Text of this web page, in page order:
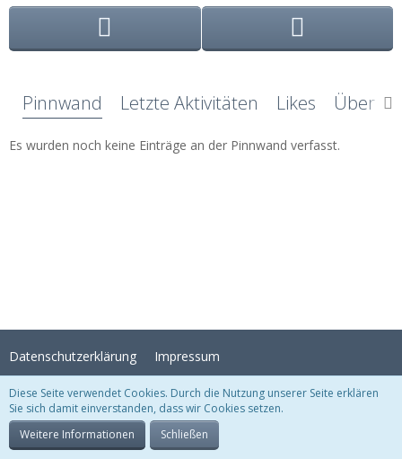
Pinnwand Letzte Aktivitäten Likes Über
Es wurden noch keine Einträge an der Pinnwand verfasst.
Datenschutzerklärung Impressum
Stil:Crystal Temptation , erstellt vonKittMedia
Community-Software:
Diese Seite verwendet Cookies. Durch die Nutzung unserer Seite erklären
Sie sich damit einverstanden, dass wir Cookies setzen.
Weitere Informationen
Schließen